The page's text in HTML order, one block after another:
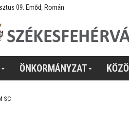
09. Emőd, Román
ÖNKORMÁNYZAT
SC